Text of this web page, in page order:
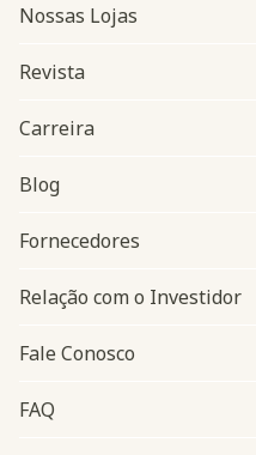
Navegação do rodapé
Nossas Lojas
Revista
Carreira
Blog
Fornecedores
Relação com o Investidor
Fale Conosco
FAQ